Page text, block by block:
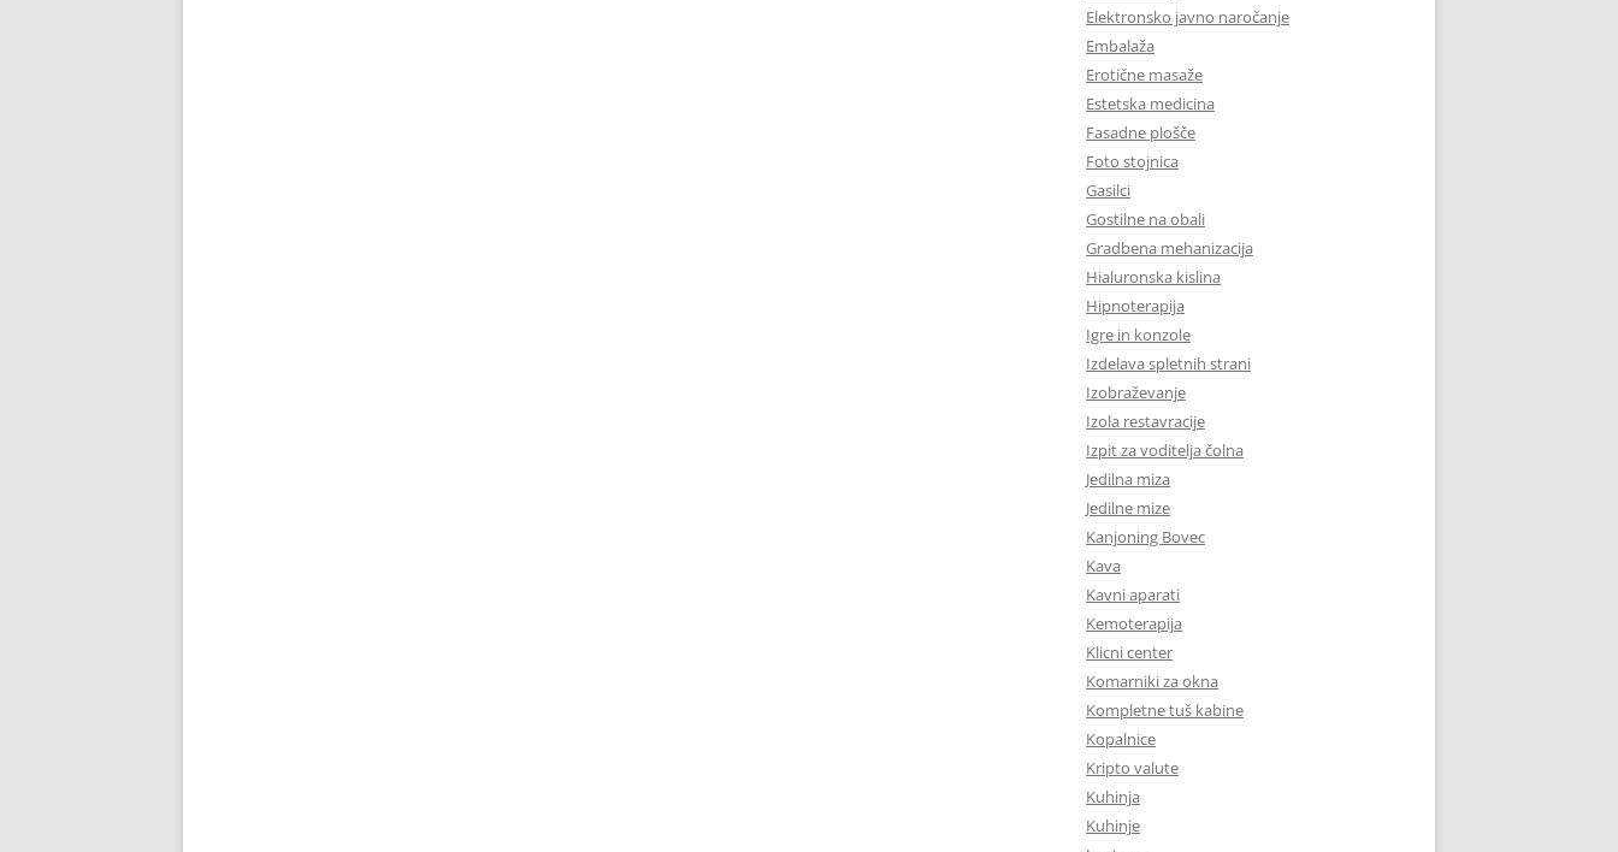
Elektronsko javno naročanje
Embalaža
Erotične masaže
Estetska medicina
Fasadne plošče
Foto stojnica
Gasilci
Gostilne na obali
Gradbena mehanizacija
Hialuronska kislina
Hipnoterapija
Igre in konzole
Izdelava spletnih strani
Izobraževanje
Izola restavracije
Izpit za voditelja čolna
Jedilna miza
Jedilne mize
Kanjoning Bovec
Kava
Kavni aparati
Kemoterapija
Klicni center
Komarniki za okna
Kompletne tuš kabine
Kopalnice
Kripto valute
Kuhinja
Kuhinje